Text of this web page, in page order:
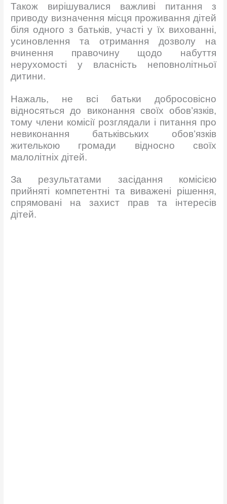
Також вирішувалися важливі питання з
приводу визначення місця проживання дітей
біля одного з батьків, участі у їх вихованні,
усиновлення та отримання дозволу на
вчинення правочину щодо набуття
нерухомості у власність неповнолітньої
дитини.
Нажаль, не всі батьки добросовісно
відносяться до виконання своїх обов’язків,
тому члени комісії розглядали і питання про
невиконання батьківських обов’язків
жителькою громади відносно своїх
малолітніх дітей.
За результатами засідання комісією
прийняті компетентні та виважені рішення,
спрямовані на захист прав та інтересів
дітей.